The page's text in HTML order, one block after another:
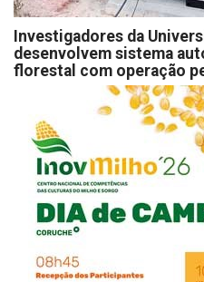
Investigadores da
desenvolvem sistema
florestal com operação